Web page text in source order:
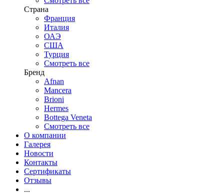
Страна
Франция
Италия
ОАЭ
США
Турция
Смотреть все
Бренд
Afnan
Mancera
Brioni
Hermes
Bottega Veneta
Смотреть все
О компании
Галерея
Новости
Контакты
Сертификаты
Отзывы
...